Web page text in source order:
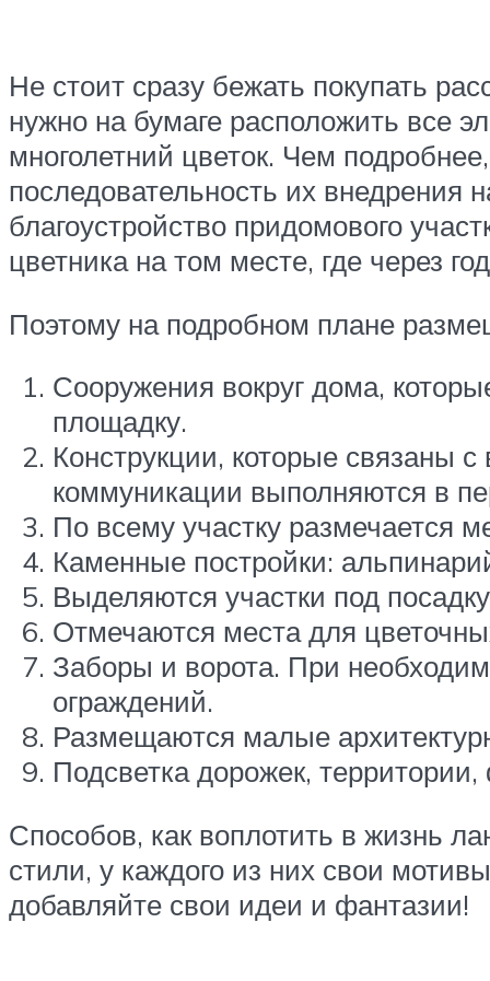
Не стоит сразу бежать покупать
нужно на бумаге расположить все
многолетний цветок. Чем
последовательность их внедрения
благоустройство придомового
цветника на том месте, где через
Поэтому на подробном плане
Сооружения вокруг дома,
площадку.
Конструкции, которые связаны
коммуникации выполняются в
По всему участку размечается
Каменные постройки:
Выделяются участки под
Отмечаются места для
Заборы и ворота. При
ограждений.
Размещаются малые
Подсветка дорожек,
Способов, как воплотить в жизнь
стили, у каждого из них свои
добавляйте свои идеи и фантазии!